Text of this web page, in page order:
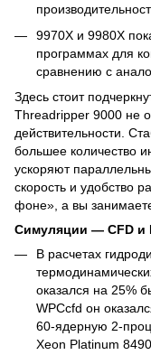
9970X и 9980X
программах для
сравнению с
Здесь стоит
Threadripper 9000 не
действительности.
большее количество
ускоряют
скорость и удобство
фоне», а вы
Симуляции — CFD и
В расчетах
оказался на 25%
WPCcfd он
60-ядерную 2-
Xeon Platinum